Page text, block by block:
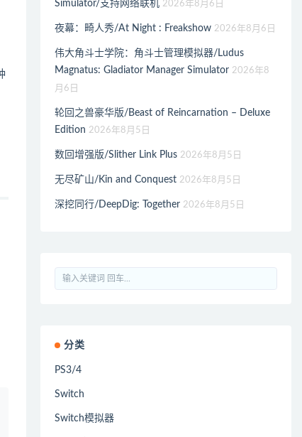
Simulator/支持网络联机 2026年8月6日
夜幕：畸人秀/At Night : Freakshow 2026年8月6日
伟大角斗士学院：角斗士管理模拟器/Ludus
Magnatus: Gladiator Manager Simulator 2026年8
月6日
轮回之兽豪华版/Beast of Reincarnation – Deluxe
Edition 2026年8月5日
数回增强版/Slither Link Plus 2026年8月5日
无尽矿山/Kin and Conquest 2026年8月5日
深挖同行/DeepDig: Together 2026年8月5日
分类
PS3/4
Switch
Switch模拟器